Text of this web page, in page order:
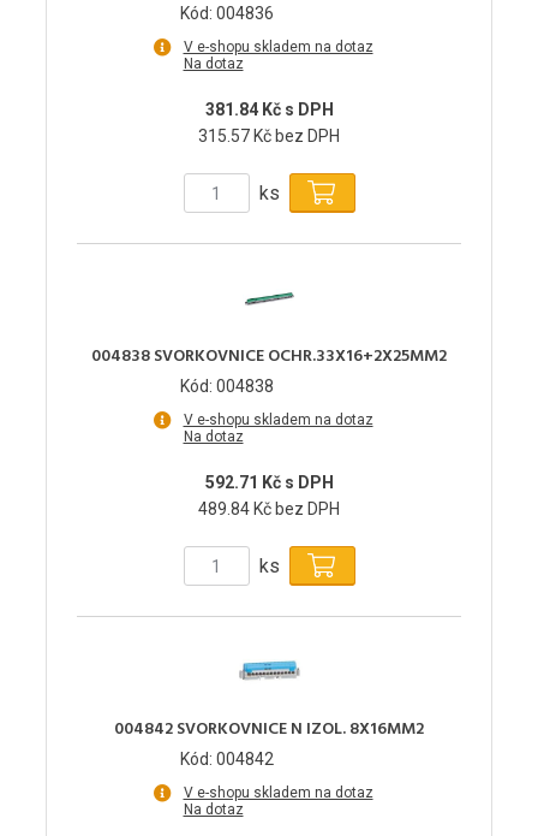
Kód: 004836
V e-shopu skladem na dotaz
Na dotaz
381.84 Kč s DPH
315.57 Kč bez DPH
ks
004838 SVORKOVNICE OCHR.33X16+2X25MM2
Kód: 004838
V e-shopu skladem na dotaz
Na dotaz
592.71 Kč s DPH
489.84 Kč bez DPH
ks
004842 SVORKOVNICE N IZOL. 8X16MM2
Kód: 004842
V e-shopu skladem na dotaz
Na dotaz